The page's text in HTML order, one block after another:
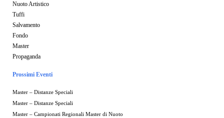
Nuoto Artistico
Tuffi
Salvamento
Fondo
Master
Propaganda
Prossimi Eventi
Master – Distanze Speciali
Master – Distanze Speciali
Master – Campionati Regionali Master di Nuoto